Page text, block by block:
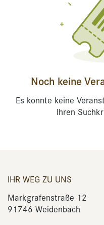
Noch keine
Es konnte keine
Ihren
IHR WEG ZU UNS
Markgrafenstraße 12
91746 Weidenbach